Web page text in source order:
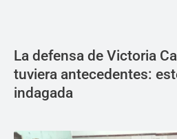
La defensa de Victoria
tuviera antecedentes:
indagada